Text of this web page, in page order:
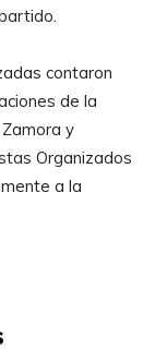
contaron
de la
y
Organizados
a la